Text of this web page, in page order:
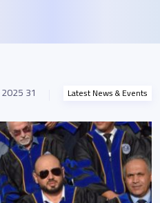
Latest News & Events
31 July 2025